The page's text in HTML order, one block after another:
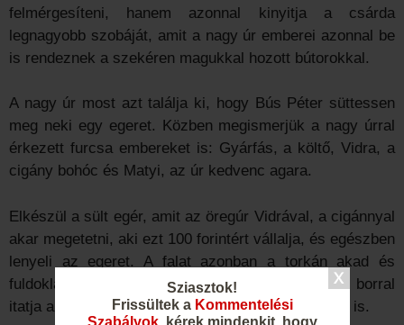
Sziasztok!
Frissültek a Kommentelési
Szabályok, kérek mindenkit, hogy
felmérgesíteni, hanem azonnal kinyitja a csárda
legnagyobb szobáját, amit a nagy úr emberei azonnal be
is rendeznek a szekéren magukkal hozott bútorokkal.
A nagy úr most azt találja ki, hogy Bús Péter süttessen
meg neki egy egeret. Közben megismerjük a nagy úrral
érkezett furcsa embereket is: Gyárfás, a költő, Vidra, a
cigány bohóc és Matyi, az úr kedvenc agara.
Elkészül a sült egér, amit az öregúr Vidrával, a cigánnyal
akar megetetni, aki ezt 100 forintért vállalja, és egészben
lenyeli az egeret. A falat azonban a torkán akad és
fuldoklani kezd tőle, mire az öregúr megijed és borral
itatja a cigányt, aki persze megkapja a 100 forintot is.